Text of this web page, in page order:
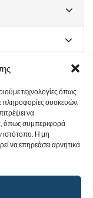
τεχνολογίες όπως
πληροφορίες συσκευών.
να
όπως συμπεριφορά
ιστότοπο. Η μη
να επηρεάσει αρνητικά